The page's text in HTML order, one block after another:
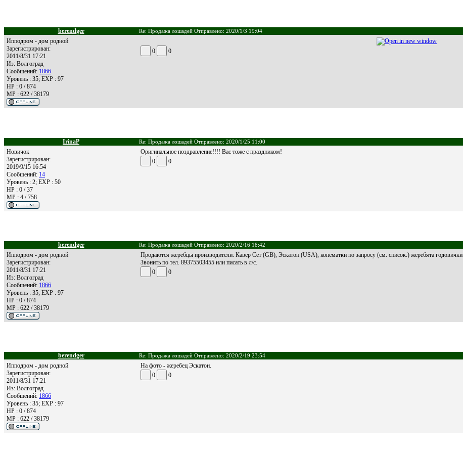
berendger Re: Продажа лошадей Отправлено: 2020/1/3 19:04
Ипподром - дом родной
Зарегистрирован:
2011/8/31 17:21
Из: Волгоград
Сообщений: 1866
Уровень : 35; EXP : 97
HP : 0 / 874
MP : 622 / 38179
0 0
IrinaP Re: Продажа лошадей Отправлено: 2020/1/25 11:00
Новичок
Зарегистрирован:
2019/9/15 16:54
Сообщений: 14
Уровень : 2; EXP : 50
HP : 0 / 37
MP : 4 / 758
Оригинальное поздравление!!!! Вас тоже с праздником!
0
0
berendger Re: Продажа лошадей Отправлено: 2020/2/16 18:42
Ипподром - дом родной
Зарегистрирован:
2011/8/31 17:21
Из: Волгоград
Сообщений: 1866
Уровень : 35; EXP : 97
HP : 0 / 874
MP : 622 / 38179
Продаются жеребцы производители: Кавер Сет (GB), Эскатон (USA), конематки по запросу (см. список.) жеребята годовички.
Звонить по тел. 89375503455 или писать в л/с.
0
0
berendger Re: Продажа лошадей Отправлено: 2020/2/19 23:54
Ипподром - дом родной
Зарегистрирован:
2011/8/31 17:21
Из: Волгоград
Сообщений: 1866
Уровень : 35; EXP : 97
HP : 0 / 874
MP : 622 / 38179
На фото - жеребец Эскатон.
0
0